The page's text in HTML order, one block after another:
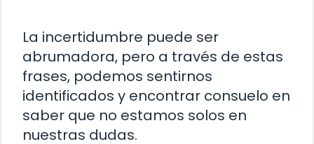
La incertidumbre puede ser
abrumadora, pero a través de estas
frases, podemos sentirnos
identificados y encontrar consuelo en
saber que no estamos solos en
nuestras dudas.